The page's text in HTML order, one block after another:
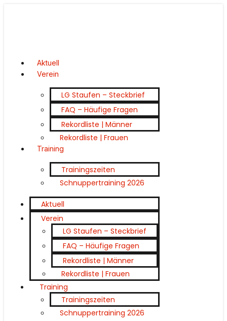
Aktuell
Verein
LG Staufen – Steckbrief
FAQ – Häufige Fragen
Rekordliste | Männer
Rekordliste | Frauen
Training
Trainingszeiten
Schnuppertraining 2026
Aktuell
Verein
LG Staufen – Steckbrief
FAQ – Häufige Fragen
Rekordliste | Männer
Rekordliste | Frauen
Training
Trainingszeiten
Schnuppertraining 2026